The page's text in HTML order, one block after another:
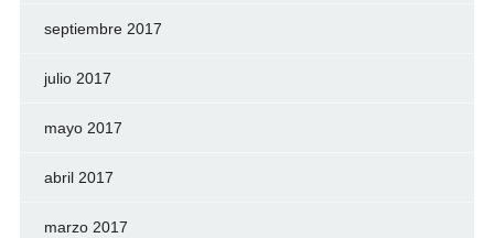
septiembre 2017
julio 2017
mayo 2017
abril 2017
marzo 2017